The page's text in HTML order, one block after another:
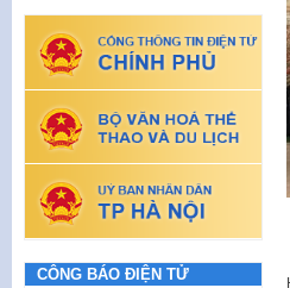
CÔNG BÁO ĐIỆN TỬ